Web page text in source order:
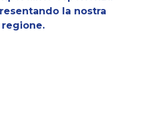
la nostra
regione.